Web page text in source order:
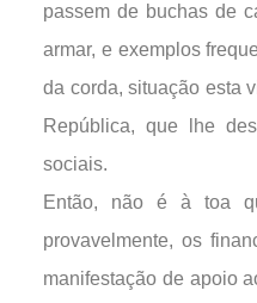
passem de buchas de
armar, e exemplos
da corda, situação esta
República, que lhe
sociais.
Então, não é à toa
provavelmente, os
manifestação de apoio